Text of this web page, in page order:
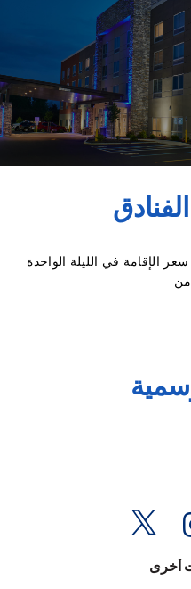
الإقامة في الليلة الواحدة
من
أخرى